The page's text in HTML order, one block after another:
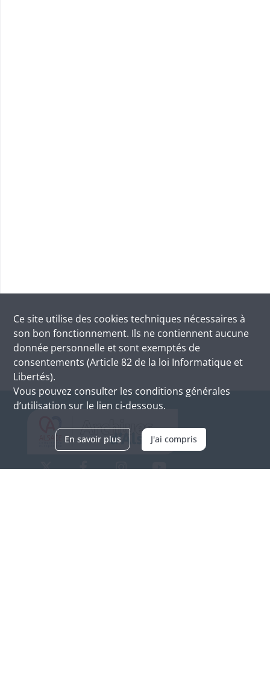
Ce site utilise des cookies techniques nécessaires à
son bon fonctionnement. Ils ne contiennent aucune
donnée personnelle et sont exemptés de
consentements (Article 82 de la loi Informatique et
Libertés).
Vous pouvez consulter les conditions générales
d’utilisation sur le lien ci-dessous.
En savoir plus J'ai compris